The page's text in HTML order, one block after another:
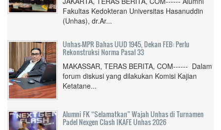
Fakultas Kedokteran Universitas Hasanuddin
(Unhas), dr.Ar...
Unhas-MPR Bahas UUD 1945, Dekan FEB: Perlu
Rekonstruksi Norma Pasal 33
MAKASSAR, TERAS BERITA, COM------ Dalam
forum diskusi yang dilakukan Komisi Kajian
Ketatane...
Alumni FK “Selamatkan” Wajah Unhas di Turnamen
Padel Nexgen Clash IKAFE Unhas 2026